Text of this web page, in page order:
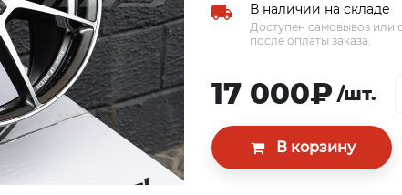
В наличии на складе
Доступен самовывоз или
после оплаты заказа.
17 000₽ /шт.